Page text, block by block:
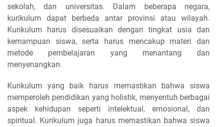
sekolah, dan universitas. Dalam beberapa negara,
kurikulum dapat berbeda antar provinsi atau wilayah.
Kurikulum harus disesuaikan dengan tingkat usia dan
kemampuan siswa, serta harus mencakup materi dan
metode pembelajaran yang menantang dan
menyenangkan.
Kurikulum yang baik harus memastikan bahwa siswa
memperoleh pendidikan yang holistik, menyentuh berbagai
aspek kehidupan seperti intelektual, emosional, dan
spiritual. Kurikulum juga harus memastikan bahwa siswa